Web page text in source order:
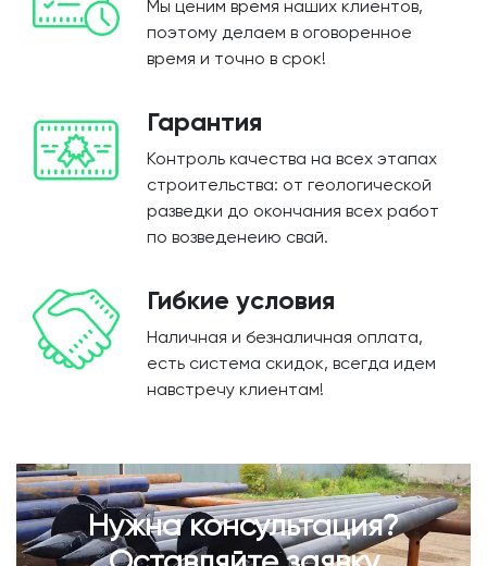
Мы ценим время наших клиентов,
поэтому делаем в оговоренное
время и точно в срок!
Гарантия
Контроль качества на всех этапах
строительства: от геологической
разведки до окончания всех работ
по возведенеию свай.
Гибкие условия
Наличная и безналичная оплата,
есть система скидок, всегда идем
навстречу клиентам!
Нужна консультация?